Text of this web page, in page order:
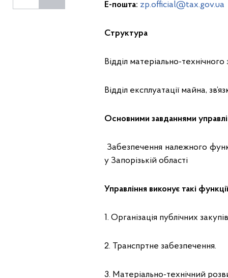
Е-пошта: zp.official@tax.gov.ua
Структура
Відділ матеріально-
Відділ експлуатації майна,
Основними завданнями
Забезпечення належного
у Запорізькій області
Управління виконує такі
1. Організація публічних
2. Транспртне забезпечення.
3. Матеріально-технічний